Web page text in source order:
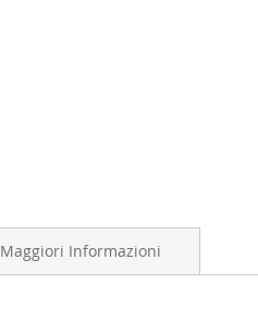
Maggiori Informazioni